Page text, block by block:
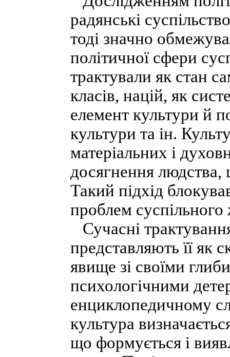
радянські
тоді значно
політичної сфери
трактували як стан
класів, націй, як
елемент культури й
культури та ін.
матеріальних і
досягнення людства,
Такий підхід
проблем суспільного
Сучасні
представляють її як
явище зі своїми
психологічними
енциклопедичному
культура
що формується і